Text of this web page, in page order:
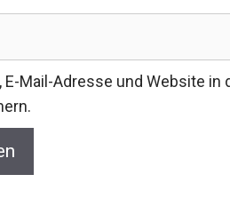
E-Mail-Adresse und Website